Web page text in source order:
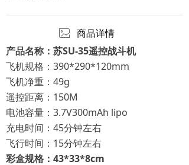
商品详情
产品名称：苏SU-35遥控战斗机
飞机规格：390*290*120mm
飞机净重：49g
遥控距离：150M
电池容量：3.7V300mAh lipo
充电时间：45分钟左右
飞行时间：15分钟左右
彩盒规格：43*33*8cm
ꂈ